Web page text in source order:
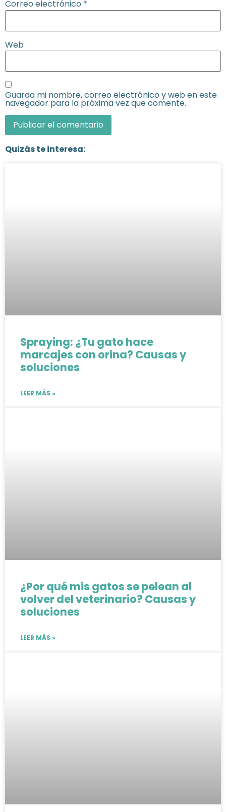
Correo electrónico *
Web
Guarda mi nombre, correo electrónico y web en este
navegador para la próxima vez que comente.
Quizás te interesa:
Spraying: ¿Tu gato hace
marcajes con orina? Causas y
soluciones
LEER MÁS »
¿Por qué mis gatos se pelean al
volver del veterinario? Causas y
soluciones
LEER MÁS »